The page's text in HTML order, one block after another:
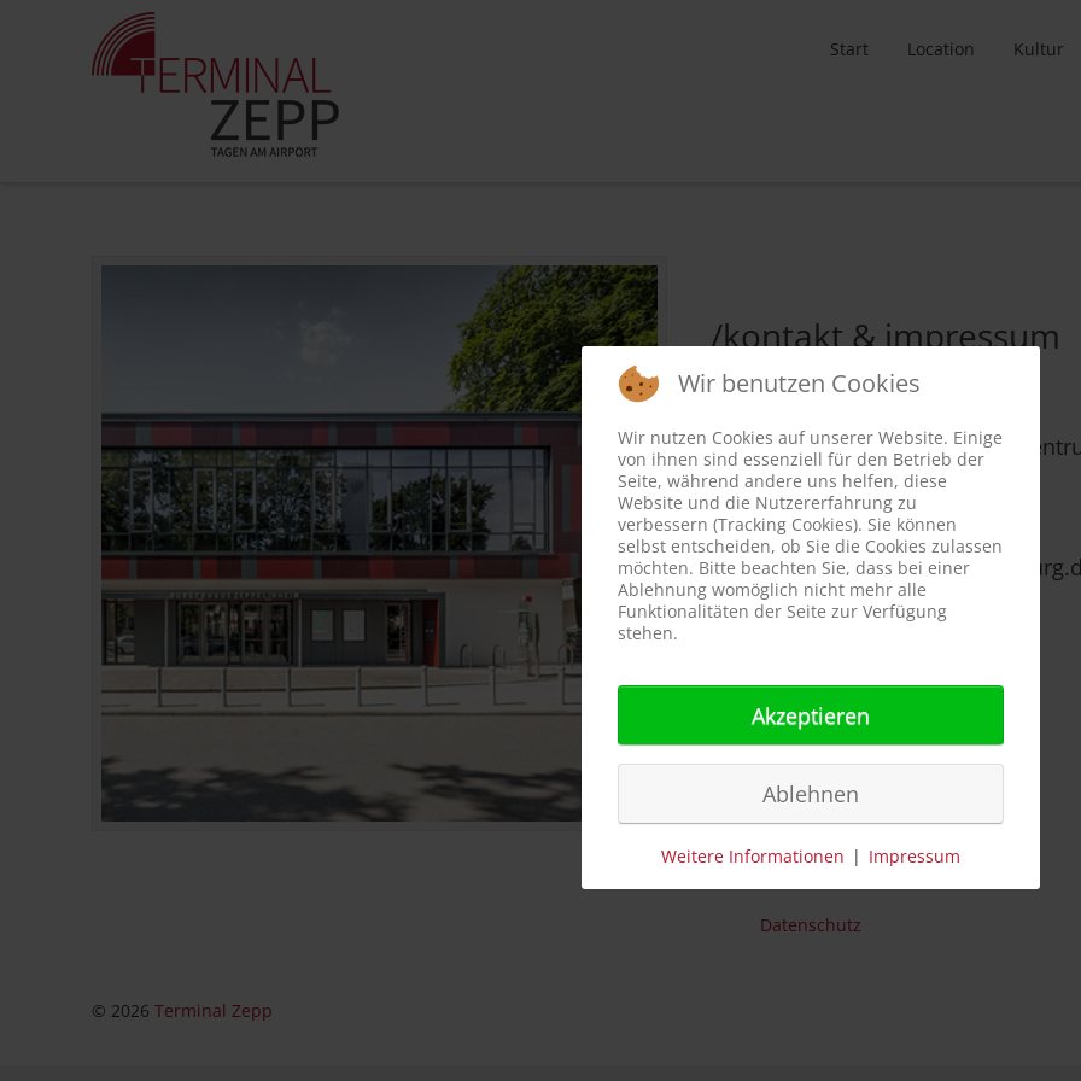
Start Location Kultur
/kontakt & impressum
Terminal Zepp
c/o FB 43 Kultur- und
Kapitän-Lehmann-Strasse 2
63263 Neu-Isenburg
Tel: 06102 - 747 414
stefanie.kilian@stadt-neu-
Datenschutz
© 2026 Terminal Zepp
Wir benutzen Cookies
Wir nutzen Cookies auf unserer Website. Einige
von ihnen sind essenziell für den Betrieb der
Seite, während andere uns helfen, diese
Website und die Nutzererfahrung zu
verbessern (Tracking Cookies). Sie können
selbst entscheiden, ob Sie die Cookies zulassen
möchten. Bitte beachten Sie, dass bei einer
Ablehnung womöglich nicht mehr alle
Funktionalitäten der Seite zur Verfügung
stehen.
Akzeptieren
Ablehnen
Weitere Informationen | Impressum